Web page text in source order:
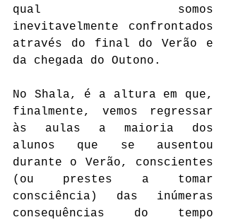
qual somos
inevitavelmente confrontados
através do final do Verão e
da chegada do Outono.
No Shala, é a altura em que,
finalmente, vemos regressar
às aulas a maioria dos
alunos que se ausentou
durante o Verão, conscientes
(ou prestes a tomar
consciência) das inúmeras
consequências do tempo